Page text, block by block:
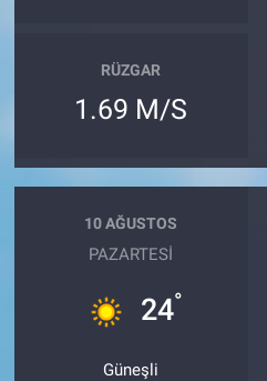
RÜZGAR
1.69 M/S
10 AĞUSTOS
PAZARTESI
24°
Güneşli